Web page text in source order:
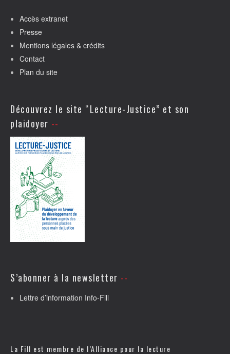
Accès extranet
Presse
Mentions légales & crédits
Contact
Plan du site
Découvrez le site “Lecture-Justice” et son
plaidoyer
S’abonner à la newsletter
Lettre d’information Info-Fill
La Fill est membre de l’Alliance pour la lecture